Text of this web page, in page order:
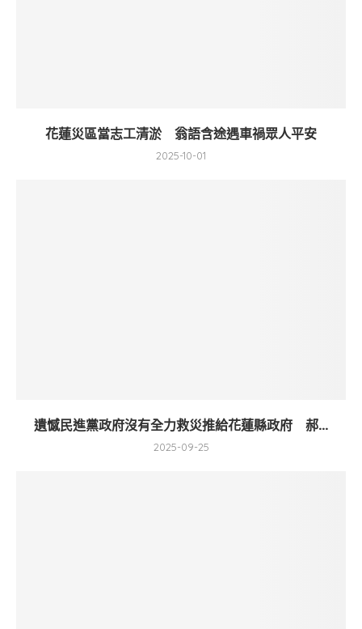
花蓮災區當志工清淤 翁語含途遇車禍眾人平安
2025-10-01
遺憾民進黨政府沒有全力救災推給花蓮縣政府 郝...
2025-09-25